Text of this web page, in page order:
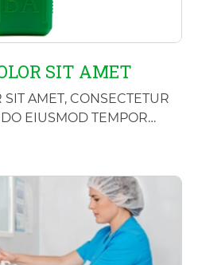
SIT AMET
AMET, CONSECTETUR
EIUSMOD TEMPOR
ET DOLORE MAGNA